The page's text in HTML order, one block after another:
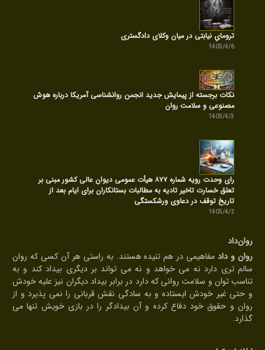
ترومایِ نیابتی در میان وکلای دادگستری
1405/4/6
نکات برجسته از پیمایش جدید انجمن روانشناسی آمریکا درباره هوش
مصنوعی و سلامت روان
1405/4/3
رای وحدت رویه شماره ۸۷۷ هیأت عمومی دیوان عالی کشور مبنی بر
تعلق خسارت تاخیر تادیه به مطالبات بستانکاران برای ایام بعد از
تاریخ توقف در دعاوی ورشکستگی
1405/4/2
روان‌داد
روان و دادمفاهیمی در هم تنیده هستند. به راستی هر آن کسی که روان
سالم تری دارد نه می خواهد و نه می تواند بر دیگری بیداد کند و به
تناسب توان و سلامت روانی که دارد در برابر بیداد دیگران نیز علیه خودش
و حتی غیر خودش ایستاده و به سادگی نقش قربانی را نمی پذیرد و از
روان و حقوق خود دفاع کرده و آن بیدادگر را در بازی خویش تنها می
گذارد.